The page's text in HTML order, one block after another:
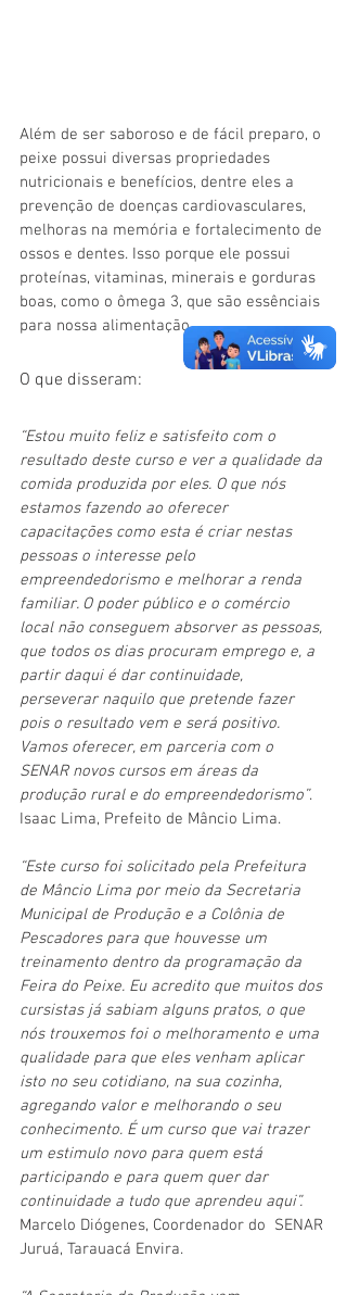
Além de ser saboroso e de fácil preparo, o
peixe possui diversas propriedades
nutricionais e benefícios, dentre eles a
prevenção de doenças cardiovasculares,
melhoras na memória e fortalecimento de
ossos e dentes. Isso porque ele possui
proteínas, vitaminas, minerais e gorduras
boas, como o ômega 3, que são essênciais
para nossa alimentação.
O que disseram:
“Estou muito feliz e satisfeito com o
resultado deste curso e ver a qualidade da
comida produzida por eles. O que nós
estamos fazendo ao oferecer
capacitações como esta é criar nestas
pessoas o interesse pelo
empreendedorismo e melhorar a renda
familiar. O poder público e o comércio
local não conseguem absorver as pessoas,
que todos os dias procuram emprego e, a
partir daqui é dar continuidade,
perseverar naquilo que pretende fazer
pois o resultado vem e será positivo.
Vamos oferecer, em parceria com o
SENAR novos cursos em áreas da
produção rural e do empreendedorismo”.
Isaac Lima, Prefeito de Mâncio Lima.
“Este curso foi solicitado pela Prefeitura
de Mâncio Lima por meio da Secretaria
Municipal de Produção e a Colônia de
Pescadores para que houvesse um
treinamento dentro da programação da
Feira do Peixe. Eu acredito que muitos dos
cursistas já sabiam alguns pratos, o que
nós trouxemos foi o melhoramento e uma
qualidade para que eles venham aplicar
isto no seu cotidiano, na sua cozinha,
agregando valor e melhorando o seu
conhecimento. É um curso que vai trazer
um estimulo novo para quem está
participando e para quem quer dar
continuidade a tudo que aprendeu aqui”.
Marcelo Diógenes, Coordenador do  SENAR
Juruá, Tarauacá Envira.